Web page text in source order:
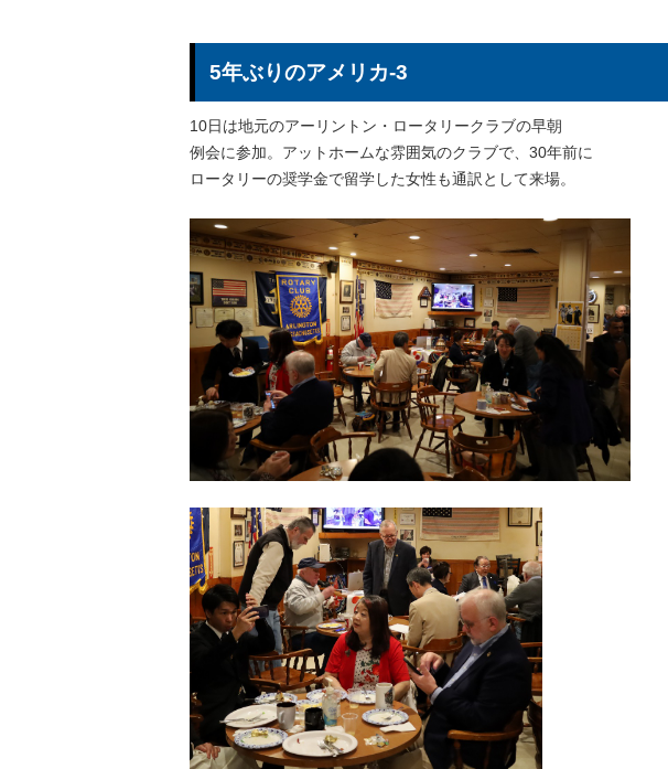
5年ぶりのアメリカ-3
10日は地元のアーリントン・ロータリークラブの早朝
例会に参加。アットホームな雰囲気のクラブで、30年前に
ロータリーの奨学金で留学した女性も通訳として来場。